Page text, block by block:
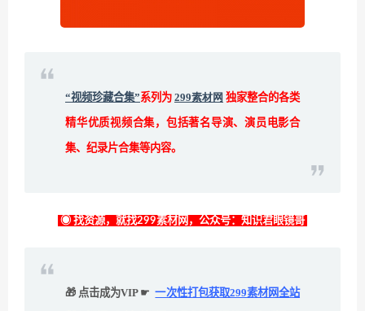
“视频珍藏合集”系列为 299素材网 独家整合的各类
精华优质视频合集，包括著名导演、演员电影合
集、纪录片合集等内容。
◉ 找资源，就找299素材网，公众号：知识君眼镜哥
🎁 点击成为VIP ☛ 一次性打包获取299素材网全站